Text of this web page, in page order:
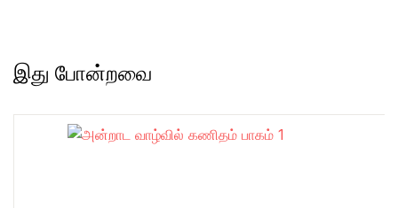
இது போன்றவை